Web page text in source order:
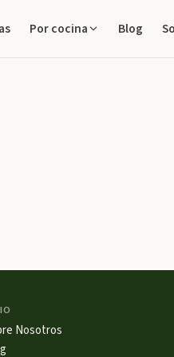
Por cocina Blog
Nosotros